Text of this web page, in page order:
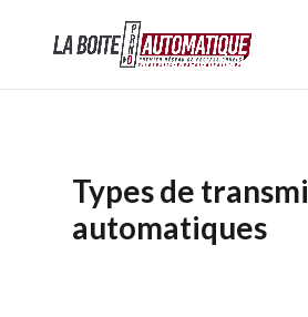
Types de
automatiques